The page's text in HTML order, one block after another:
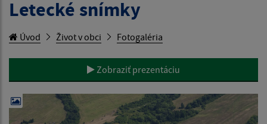
Letecké snímky
Úvod Život v obci Fotogaléria
Zobraziť prezentáciu